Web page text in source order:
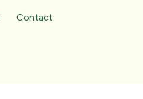
Contact